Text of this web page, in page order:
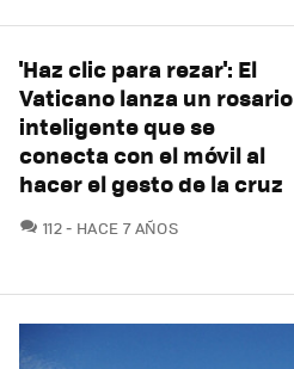
'Haz clic para rezar': El
Vaticano lanza un rosario
inteligente que se
conecta con el móvil al
hacer el gesto de la cruz
112COMENTARIOS
HACE 7 AÑOS